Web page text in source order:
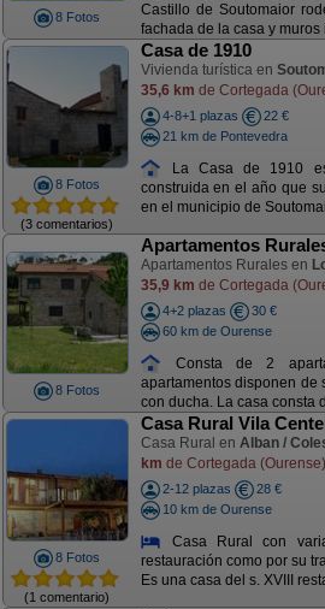
8 Fotos
Castillo de Soutomaior
fachada de la casa y muros
8 Fotos
(3 comentarios)
Casa de 1910
Vivienda turística en
35,6 km de Cortegada
4-8+1 plazas
22 €
21 km de Pontevedra
La Casa de 1910
construida en el año que
en el municipio de
8 Fotos
Apartamentos
Apartamentos Rurales en
35,9 km de Cortegada
4+2 plazas
30 €
60 km de Ourense
Consta de 2
apartamentos disponen de
con ducha. La casa consta
8 Fotos
(1 comentario)
Casa Rural Vila
Casa Rural en Alban /
km de Cortegada (Ourense)
2-12 plazas
28 €
10 km de Ourense
Casa Rural con
restauración como por su
Es una casa del s. XVIII